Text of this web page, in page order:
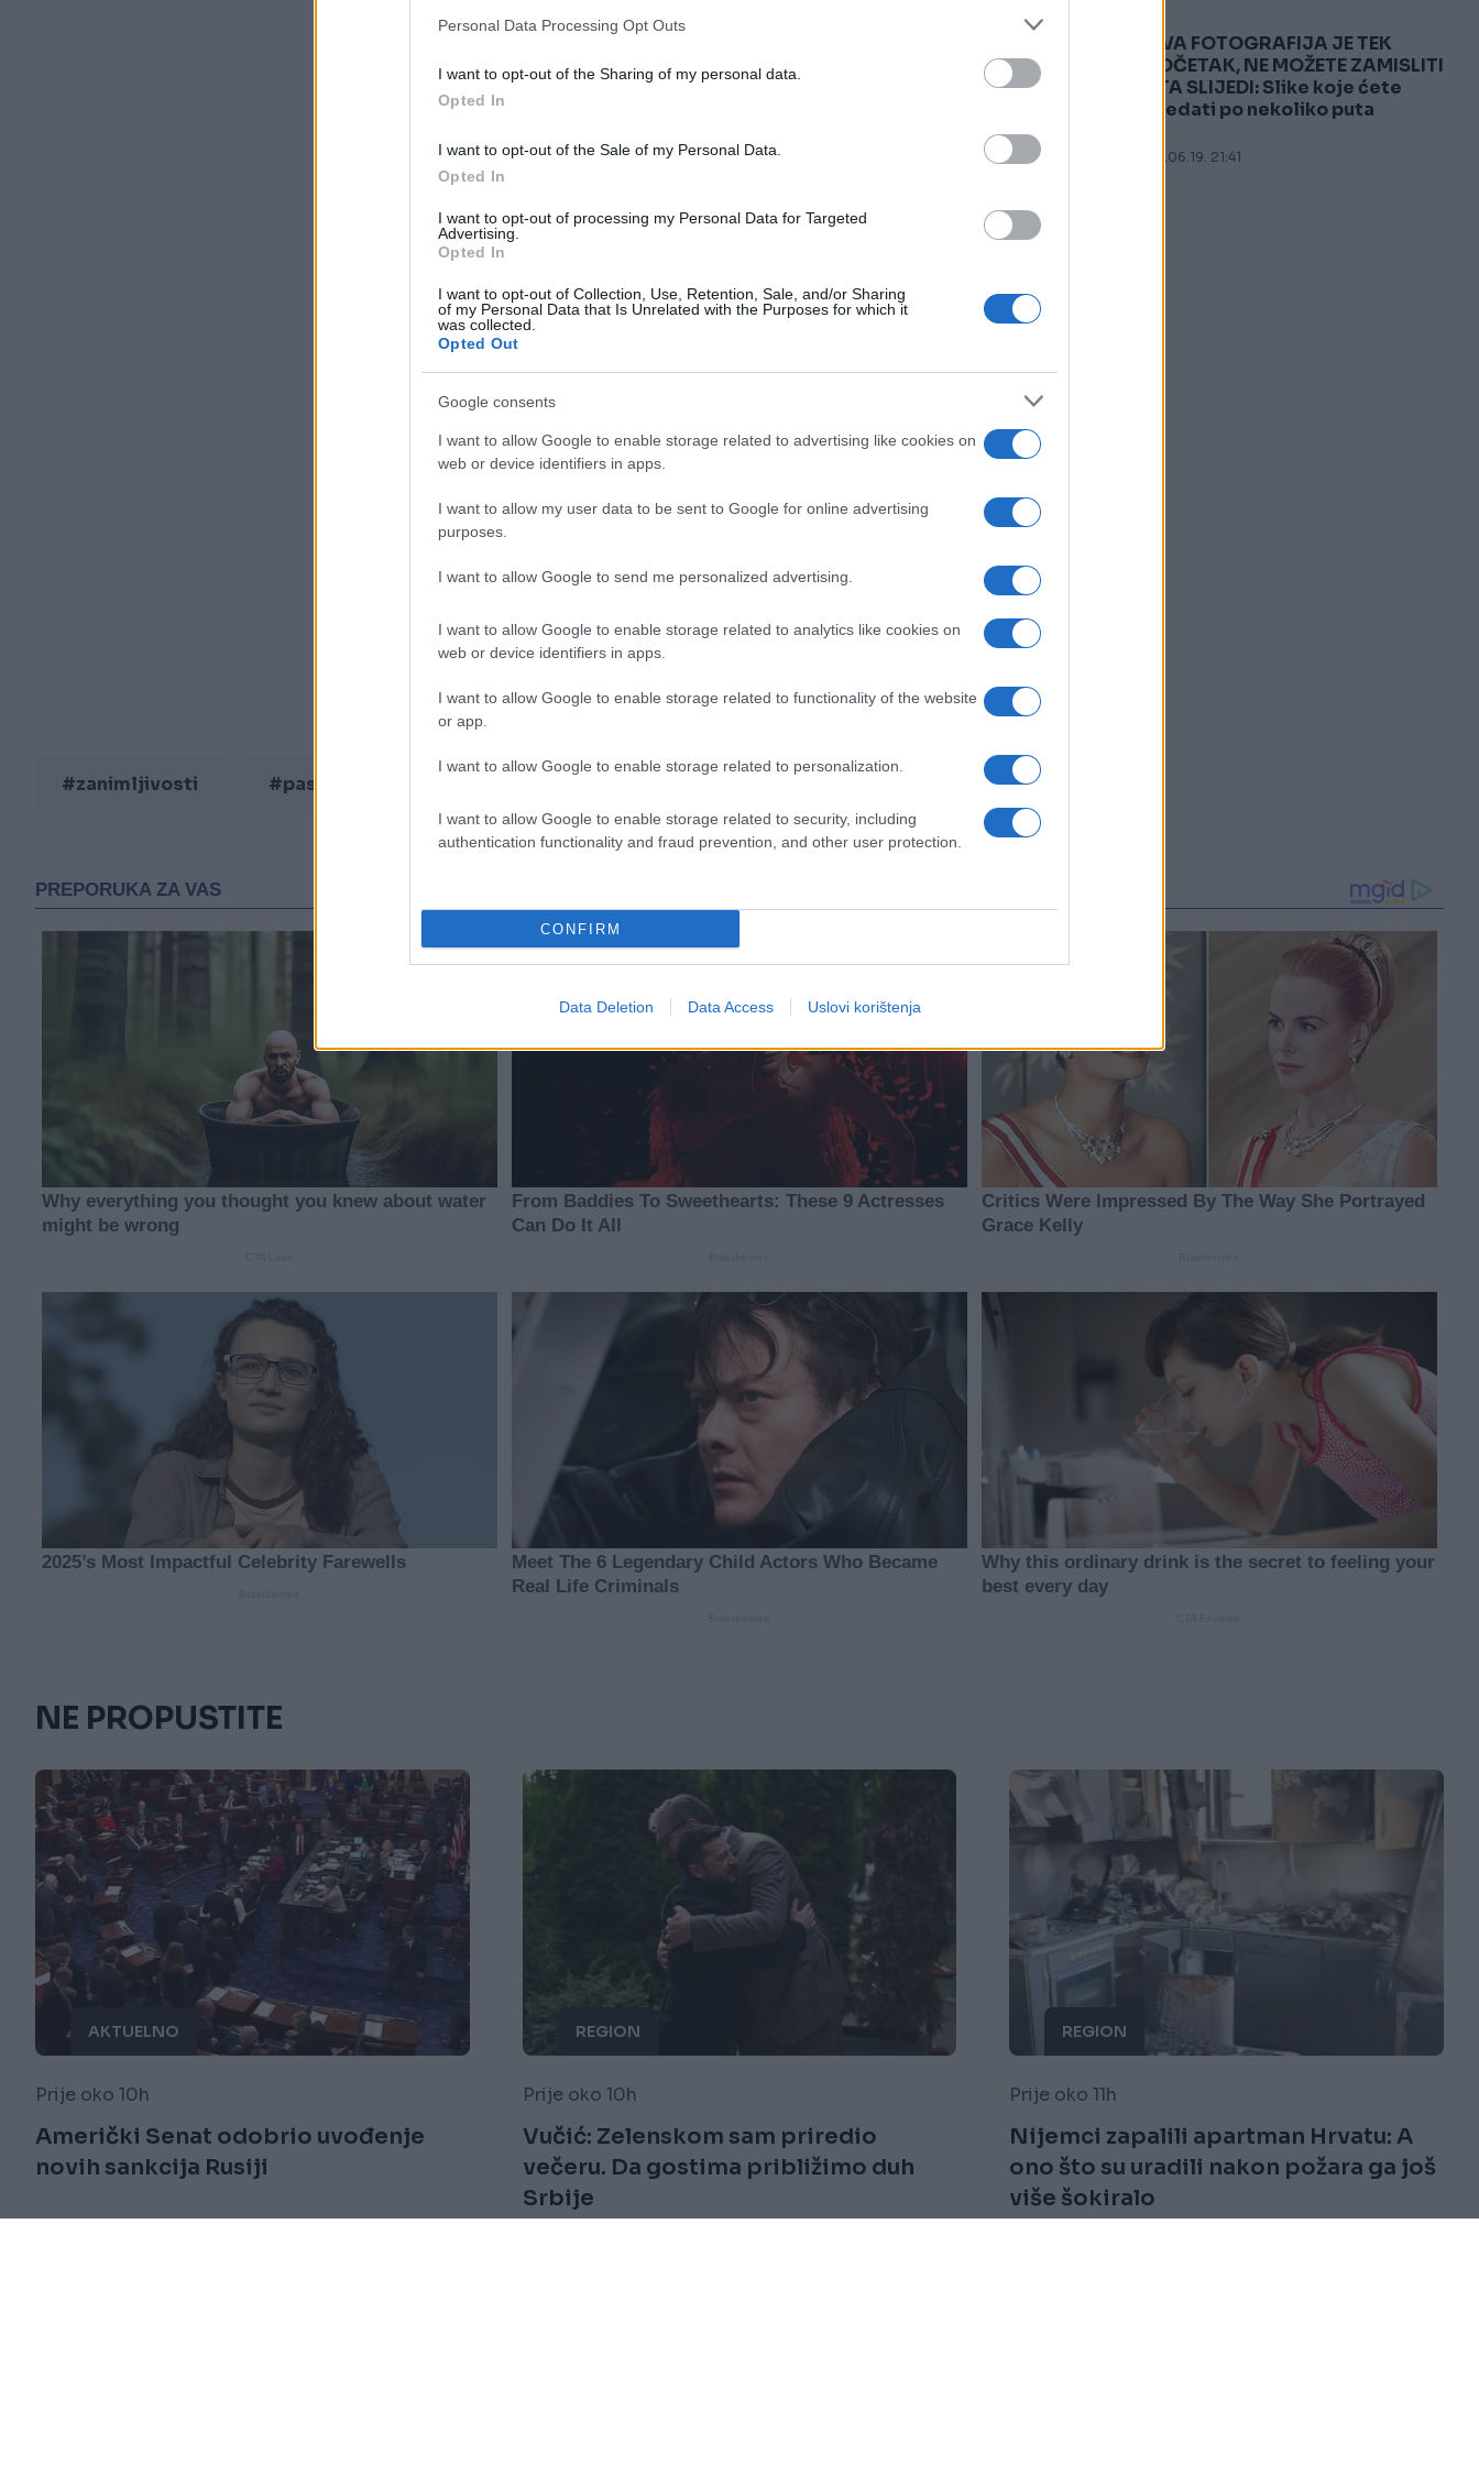
Personal Data Processing Opt Outs
I want to opt-out of the Sharing of my personal data.
Opted In
I want to opt-out of the Sale of my Personal Data.
Opted In
I want to opt-out of processing my Personal Data for Targeted
Advertising.
Opted In
I want to opt-out of Collection, Use, Retention, Sale, and/or Sharing
of my Personal Data that Is Unrelated with the Purposes for which it
was collected.
Opted Out
Google consents
I want to allow Google to enable storage related to advertising like cookies on
web or device identifiers in apps.
I want to allow my user data to be sent to Google for online advertising
purposes.
I want to allow Google to send me personalized advertising.
I want to allow Google to enable storage related to analytics like cookies on
web or device identifiers in apps.
I want to allow Google to enable storage related to functionality of the website
or app.
I want to allow Google to enable storage related to personalization.
I want to allow Google to enable storage related to security, including
authentication functionality and fraud prevention, and other user protection.
CONFIRM
Data Deletion Data Access Uslovi korištenja
#zanimljivosti #pas
5
OVA FOTOGRAFIJA JE TEK
POČETAK, NE MOŽETE ZAMISLITI
ŠTA SLIJEDI: Slike koje ćete
gledati po nekoliko puta
08.06.19. 21:41
NE PROPUSTITE
AKTUELNO
Prije oko 10h
Američki Senat odobrio uvođenje
novih sankcija Rusiji
REGION
Prije oko 10h
Vučić: Zelenskom sam priredio
večeru. Da gostima približimo duh
Srbije
REGION
Prije oko 11h
Nijemci zapalili apartman Hrvatu: A
ono što su uradili nakon požara ga još
više šokiralo